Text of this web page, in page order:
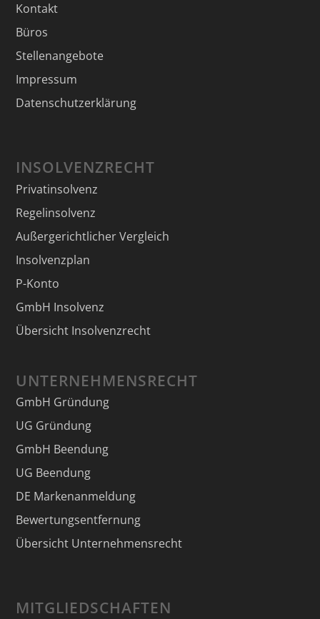
Kontakt
Büros
Stellenangebote
Impressum
Datenschutzerklärung
INSOLVENZRECHT
Privatinsolvenz
Regelinsolvenz
Außergerichtlicher Vergleich
Insolvenzplan
P-Konto
GmbH Insolvenz
Übersicht Insolvenzrecht
UNTERNEHMENSRECHT
GmbH Gründung
UG Gründung
GmbH Beendung
UG Beendung
DE Markenanmeldung
Bewertungsentfernung
Übersicht Unternehmensrecht
MITGLIEDSCHAFTEN